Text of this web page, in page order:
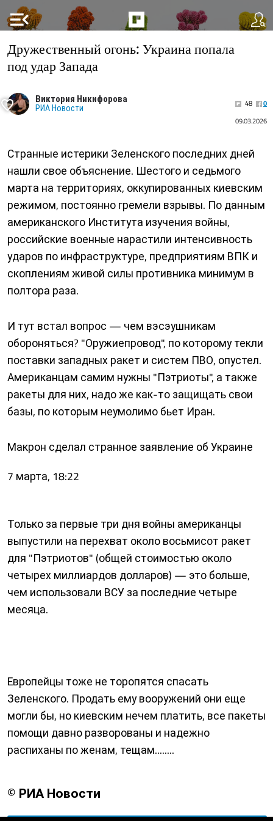
menu_open
Дружественный огонь: Украина попала
под удар Запада
Виктория Никифорова
РИА Новости 48
0
09.03.2026
Странные истерики Зеленского последних дней
нашли свое объяснение. Шестого и седьмого
марта на территориях, оккупированных киевским
режимом, постоянно гремели взрывы. По данным
американского Института изучения войны,
российские военные нарастили интенсивность
ударов по инфраструктуре, предприятиям ВПК и
скоплениям живой силы противника минимум в
полтора раза.
И тут встал вопрос — чем вэсэушникам
обороняться? "Оружиепровод", по которому текли
поставки западных ракет и систем ПВО, опустел.
Американцам самим нужны "Пэтриоты", а также
ракеты для них, надо же как-то защищать свои
базы, по которым неумолимо бьет Иран.
Макрон сделал странное заявление об Украине
7 марта, 18:22
Только за первые три дня войны американцы
выпустили на перехват около восьмисот ракет
для "Пэтриотов" (общей стоимостью около
четырех миллиардов долларов) — это больше,
чем использовали ВСУ за последние четыре
месяца.
Европейцы тоже не торопятся спасать
Зеленского. Продать ему вооружений они еще
могли бы, но киевским нечем платить, все пакеты
помощи давно разворованы и надежно
распиханы по женам, тещам........
© РИА Новости